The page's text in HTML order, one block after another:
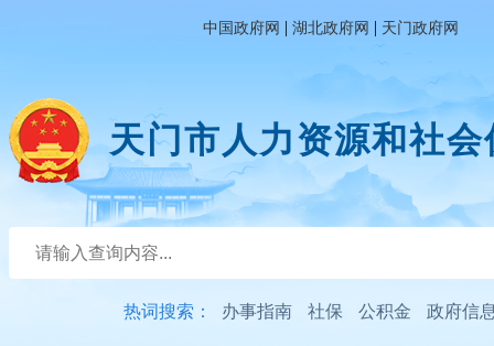
中国政府网 | 湖北政府网 | 天门政府网
天门市人力资源和社
热词搜索： 办事指南 社保 公积金 政府信